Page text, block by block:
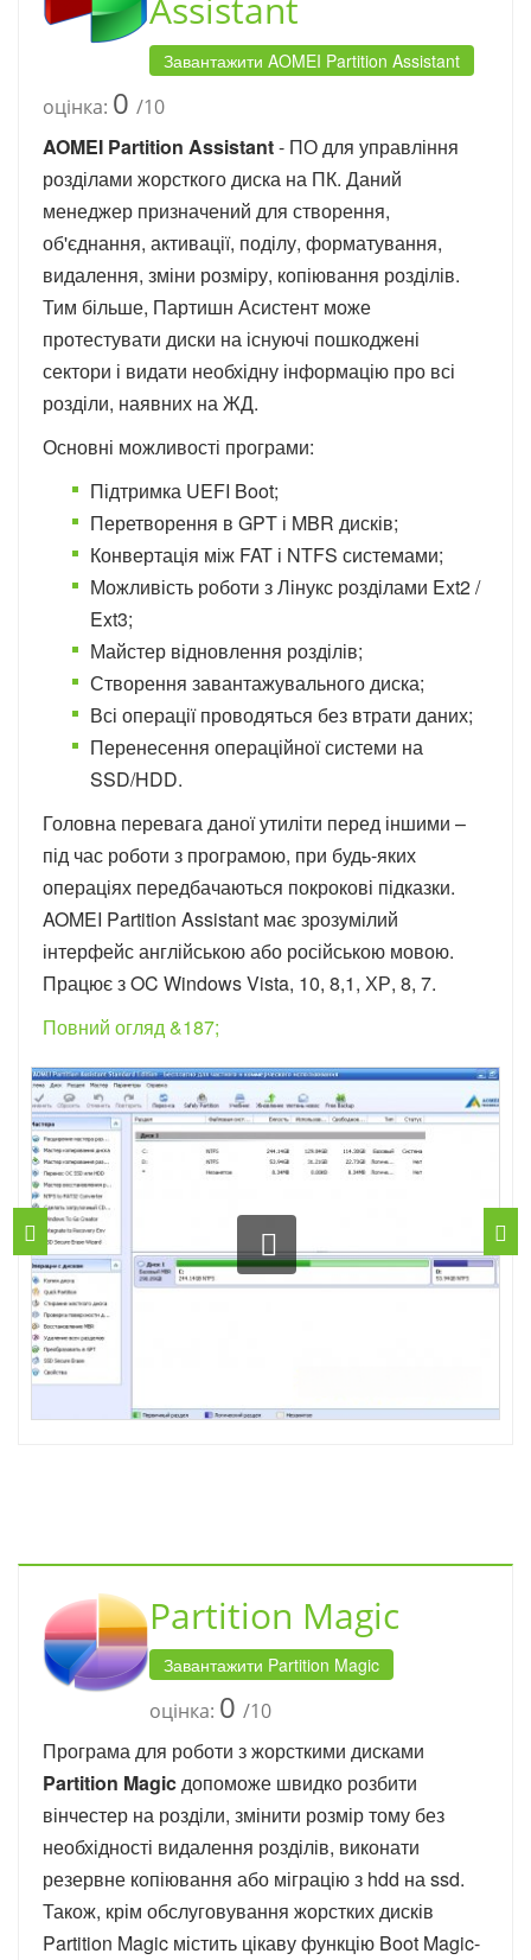
Assistant
Завантажити AOMEI Partition Assistant
оцінка: 0 /10
AOMEI Partition Assistant- ПО для управління
розділами жорсткого диска на ПК. Даний
менеджер призначений для створення,
об'єднання, активації, поділу, форматування,
видалення, зміни розміру, копіювання розділів.
Тим більше, Партишн Асистент може
протестувати диски на існуючі пошкоджені
сектори і видати необхідну інформацію про всі
розділи, наявних на ЖД.
Основні можливості програми:
Підтримка UEFI Boot;
Перетворення в GPT і MBR дисків;
Конвертація між FAT і NTFS системами;
Можливість роботи з Лінукс розділами Ext2 /
Ext3;
Майстер відновлення розділів;
Створення завантажувального диска;
Всі операції проводяться без втрати даних;
Перенесення операційної системи на
SSD/HDD.
Головна перевага даної утиліти перед іншими –
під час роботи з програмою, при будь-яких
операціях передбачаються покрокові підказки.
AOMEI Partition Assistant має зрозумілий
інтерфейс англійською або російською мовою.
Працює з OC Windows Vista, 10, 8,1, ХР, 8, 7.
Повний огляд &187;
Partition Magic
Завантажити Partition Magic
оцінка: 0 /10
Програма для роботи з жорсткими дисками
Partition Magicдопоможе швидко розбити
вінчестер на розділи, змінити розмір тому без
необхідності видалення розділів, виконати
резервне копіювання або міграцію з hdd на ssd.
Також, крім обслуговування жорстких дисків
Partition Magic містить цікаву функцію Boot Magic-